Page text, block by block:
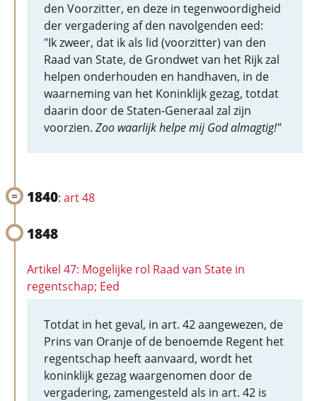
den Voorzitter, en deze in tegenwoordigheid
der vergadering af den navolgenden eed:
"Ik zweer, dat ik als lid (voorzitter) van den
Raad van State, de Grondwet van het Rijk zal
helpen onderhouden en handhaven, in de
waarneming van het Koninklijk gezag, totdat
daarin door de Staten-Generaal zal zijn
voorzien. Zoo waarlijk helpe mij God almagtig!"
1840: art 48
1848
Artikel 47: Mogelijke rol Raad van State in
regentschap; Eed
Totdat in het geval, in art. 42 aangewezen, de
Prins van Oranje of de benoemde Regent het
regentschap heeft aanvaard, wordt het
koninklijk gezag waargenomen door de
vergadering, zamengesteld als in art. 42 is